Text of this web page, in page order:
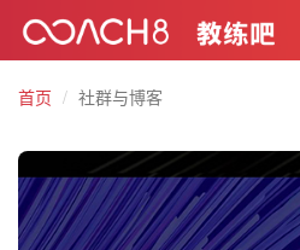
首页
社群与博客